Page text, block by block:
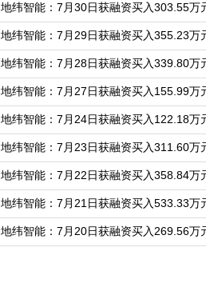
地纬智能：7月30日获融资买入303.55万
地纬智能：7月29日获融资买入355.23万
地纬智能：7月28日获融资买入339.80万
地纬智能：7月27日获融资买入155.99万
地纬智能：7月24日获融资买入122.18万
地纬智能：7月23日获融资买入311.60万
地纬智能：7月22日获融资买入358.84万
地纬智能：7月21日获融资买入533.33万
地纬智能：7月20日获融资买入269.56万